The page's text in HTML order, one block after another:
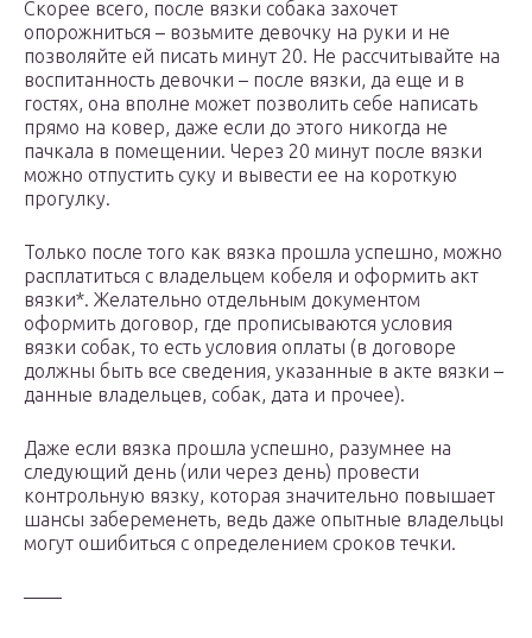
Скорее всего, после вязки собака захочет
опорожниться – возьмите девочку на руки и не
позволяйте ей писать минут 20. Не рассчитывайте на
воспитанность девочки – после вязки, да еще и в
гостях, она вполне может позволить себе написать
прямо на ковер, даже если до этого никогда не
пачкала в помещении. Через 20 минут после вязки
можно отпустить суку и вывести ее на короткую
прогулку.
Только после того как вязка прошла успешно, можно
расплатиться с владельцем кобеля и оформить акт
вязки*. Желательно отдельным документом
оформить договор, где прописываются условия
вязки собак, то есть условия оплаты (в договоре
должны быть все сведения, указанные в акте вязки –
данные владельцев, собак, дата и прочее).
Даже если вязка прошла успешно, разумнее на
следующий день (или через день) провести
контрольную вязку, которая значительно повышает
шансы забеременеть, ведь даже опытные владельцы
могут ошибиться с определением сроков течки.
——